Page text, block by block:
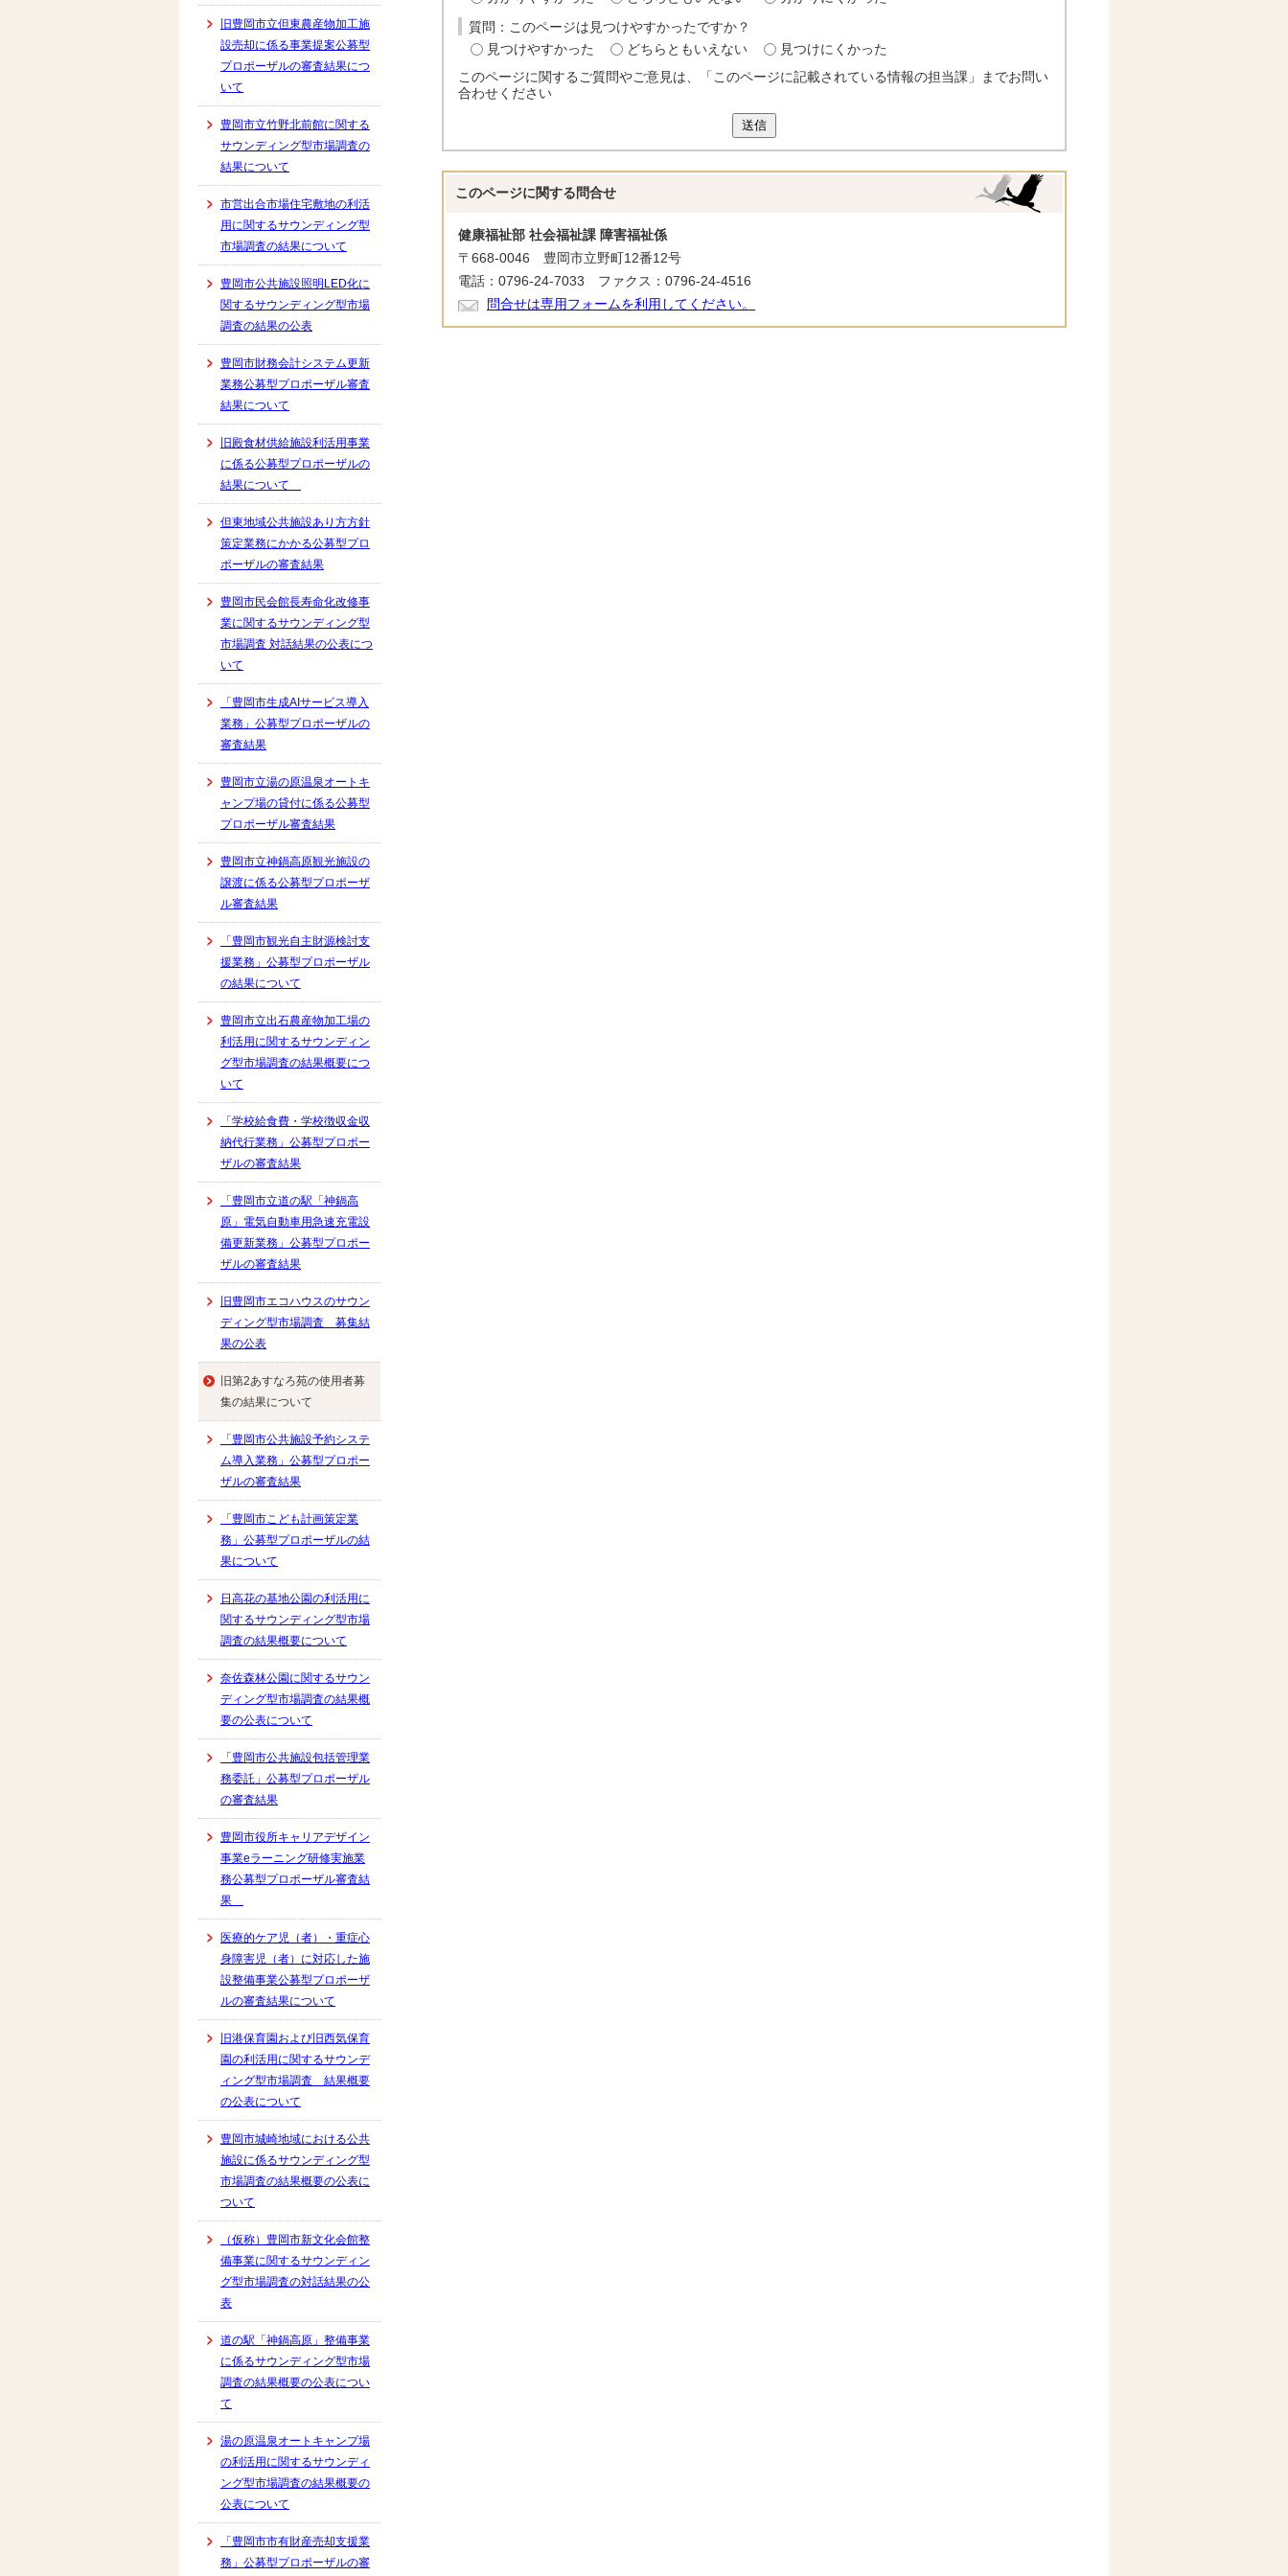
質問：このページは見つけやすかったですか？
見つけやすかった
どちらともいえない
見つけにくかった
このページに関するご質問やご意見は、「このページに記載されている情報の担当課」までお問い
合わせください
送信
このページに関する 問合せ
健康福祉部 社会福祉課 障害福祉係
〒668-0046 豊岡市立野町12番12号
電話：0796-24-7033 ファクス：0796-24-4516
問合せは専用フォームを利用してください。
旧豊岡市立但東農産物加工施
設売却に係る事業提案公募型
プロポーザルの審査結果につ
いて
豊岡市立竹野北前館に関する
サウンディング型市場調査の
結果について
市営出合市場住宅敷地の利活
用に関するサウンディング型
市場調査の結果について
豊岡市公共施設照明LED化に
関するサウンディング型市場
調査の結果の公表
豊岡市財務会計システム更新
業務公募型プロポーザル審査
結果について
旧殿食材供給施設利活用事業
に係る公募型プロポーザルの
結果について
但東地域公共施設あり方方針
策定業務にかかる公募型プロ
ポーザルの審査結果
豊岡市民会館長寿命化改修事
業に関するサウンディング型
市場調査 対話結果の公表につ
いて
「豊岡市生成AIサービス導入
業務」公募型プロポーザルの
審査結果
豊岡市立湯の原温泉オートキ
ャンプ場の貸付に係る公募型
プロポーザル審査結果
豊岡市立神鍋高原観光施設の
譲渡に係る公募型プロポーザ
ル審査結果
「豊岡市観光自主財源検討支
援業務」公募型プロポーザル
の結果について
豊岡市立出石農産物加工場の
利活用に関するサウンディン
グ型市場調査の結果概要につ
いて
「学校給食費・学校徴収金収
納代行業務」公募型プロポー
ザルの審査結果
「豊岡市立道の駅「神鍋高
原」電気自動車用急速充電設
備更新業務」公募型プロポー
ザルの審査結果
旧豊岡市エコハウスのサウン
ディング型市場調査 募集結
果の公表
旧第2あすなろ苑の使用者募
集の結果について
「豊岡市公共施設予約システ
ム導入業務」公募型プロポー
ザルの審査結果
「豊岡市こども計画策定業
務」公募型プロポーザルの結
果について
日高花の基地公園の利活用に
関するサウンディング型市場
調査の結果概要について
奈佐森林公園に関するサウン
ディング型市場調査の結果概
要の公表について
「豊岡市公共施設包括管理業
務委託」公募型プロポーザル
の審査結果
豊岡市役所キャリアデザイン
事業eラーニング研修実施業
務公募型プロポーザル審査結
果
医療的ケア児（者）・重症心
身障害児（者）に対応した施
設整備事業公募型プロポーザ
ルの審査結果について
旧港保育園および旧西気保育
園の利活用に関するサウンデ
ィング型市場調査 結果概要
の公表について
豊岡市城崎地域における公共
施設に係るサウンディング型
市場調査の結果概要の公表に
ついて
（仮称）豊岡市新文化会館整
備事業に関するサウンディン
グ型市場調査の対話結果の公
表
道の駅「神鍋高原」整備事業
に係るサウンディング型市場
調査の結果概要の公表につい
て
湯の原温泉オートキャンプ場
の利活用に関するサウンディ
ング型市場調査の結果概要の
公表について
「豊岡市市有財産売却支援業
務」公募型プロポーザルの審